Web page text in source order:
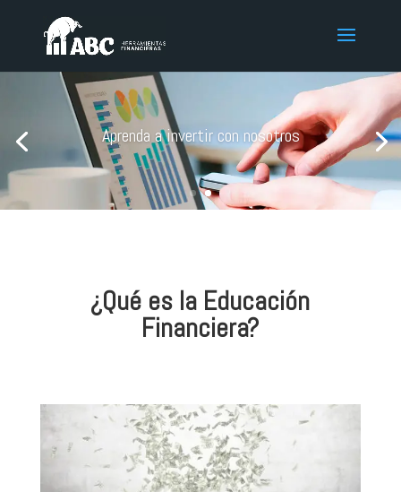
Aprenda a invertir con nosotros
¿Qué es la Educación
Financiera?